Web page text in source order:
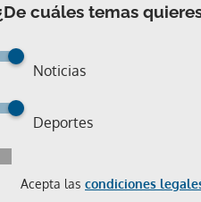
cuáles temas
Noticias
Deportes
Acepta las condiciones